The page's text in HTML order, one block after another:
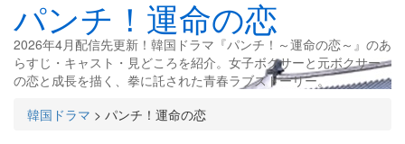
パンチ！運命の恋
2026年4月配信先更新！韓国ドラマ『パンチ！～運命の恋～』のあ
らすじ・キャスト・見どころを紹介。女子ボクサーと元ボクサー
の恋と成長を描く、拳に託された青春ラブストーリー。
韓国ドラマ > パンチ！運命の恋